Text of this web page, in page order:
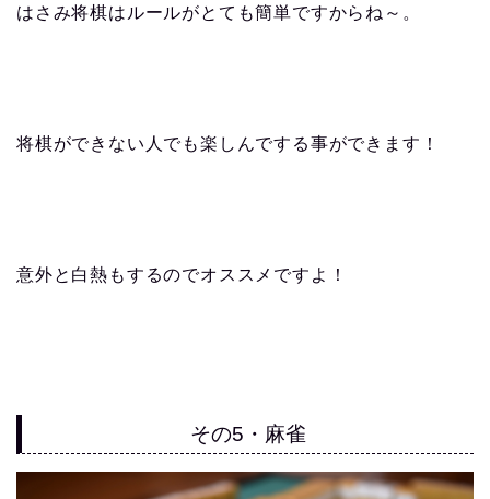
はさみ将棋はルールがとても簡単ですからね～。
将棋ができない人でも楽しんでする事ができます！
意外と白熱もするのでオススメですよ！
その5・麻雀